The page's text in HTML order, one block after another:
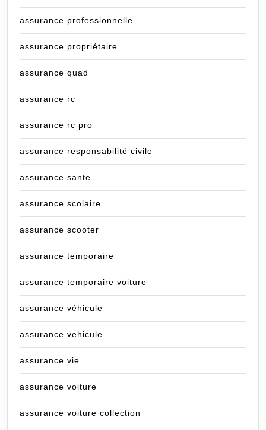
assurance professionnelle
assurance propriétaire
assurance quad
assurance rc
assurance rc pro
assurance responsabilité civile
assurance sante
assurance scolaire
assurance scooter
assurance temporaire
assurance temporaire voiture
assurance véhicule
assurance vehicule
assurance vie
assurance voiture
assurance voiture collection